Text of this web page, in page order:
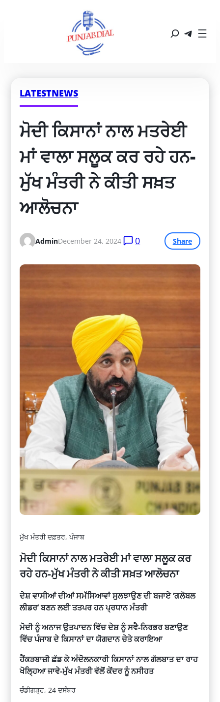
LATESTNEWS
ਮੋਦੀ ਕਿਸਾਨਾਂ ਨਾਲ ਮਤਰੇਈ
ਮਾਂ ਵਾਲਾ ਸਲੂਕ ਕਰ ਰਹੇ ਹਨ-
ਮੁੱਖ ਮੰਤਰੀ ਨੇ ਕੀਤੀ ਸਖ਼ਤ
ਆਲੋਚਨਾ
AdminDecember 24, 2024 0 Share
ਮੁੱਖ ਮੰਤਰੀ ਦਫ਼ਤਰ, ਪੰਜਾਬ
ਮੋਦੀ ਕਿਸਾਨਾਂ ਨਾਲ ਮਤਰੇਈ ਮਾਂ ਵਾਲਾ ਸਲੂਕ ਕਰ
ਰਹੇ ਹਨ-ਮੁੱਖ ਮੰਤਰੀ ਨੇ ਕੀਤੀ ਸਖ਼ਤ ਆਲੋਚਨਾ
ਦੇਸ਼ ਵਾਸੀਆਂ ਦੀਆਂ ਸਮੱਸਿਆਵਾਂ ਸੁਲਝਾਉਣ ਦੀ ਬਜਾਏ ‘ਗਲੋਬਲ
ਲੀਡਰ’ ਬਣਨ ਲਈ ਤਤਪਰ ਹਨ ਪ੍ਰਧਾਨ ਮੰਤਰੀ
ਮੋਦੀ ਨੂੰ ਅਨਾਜ ਉਤਪਾਦਨ ਵਿੱਚ ਦੇਸ਼ ਨੂੰ ਸਵੈ-ਨਿਰਭਰ ਬਣਾਉਣ
ਵਿੱਚ ਪੰਜਾਬ ਦੇ ਕਿਸਾਨਾਂ ਦਾ ਯੋਗਦਾਨ ਚੇਤੇ ਕਰਾਇਆ
ਹੈਂਕੜਬਾਜ਼ੀ ਛੱਡ ਕੇ ਅੰਦੋਲਨਕਾਰੀ ਕਿਸਾਨਾਂ ਨਾਲ ਗੱਲਬਾਤ ਦਾ ਰਾਹ
ਖੋਲ੍ਹਿਆ ਜਾਵੇ-ਮੁੱਖ ਮੰਤਰੀ ਵੱਲੋਂ ਕੇਂਦਰ ਨੂੰ ਨਸੀਹਤ
ਚੰਡੀਗੜ੍ਹ, 24 ਦਸੰਬਰ